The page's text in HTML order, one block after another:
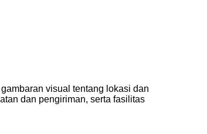
visual tentang lokasi dan
dan pengiriman, serta fasilitas